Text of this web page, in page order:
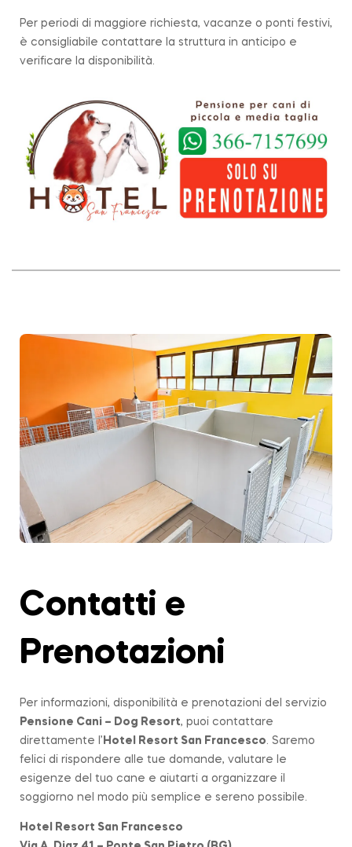
Per periodi di maggiore richiesta, vacanze o ponti festivi,
è consigliabile contattare la struttura in anticipo e
verificare la disponibilità.
Contatti e
Prenotazioni
Per informazioni, disponibilità e prenotazioni del servizio
Pensione Cani – Dog Resort, puoi contattare
direttamente l’ Hotel Resort San Francesco . Saremo
felici di rispondere alle tue domande, valutare le
esigenze del tuo cane e aiutarti a organizzare il
soggiorno nel modo più semplice e sereno possibile.
Hotel Resort San Francesco